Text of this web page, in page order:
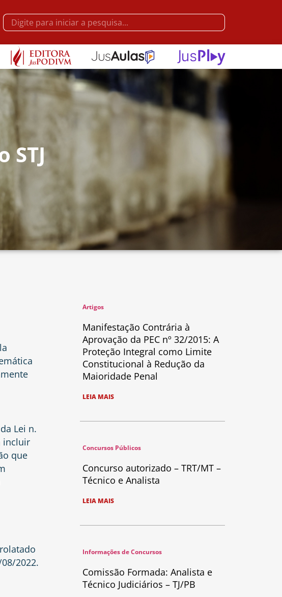
STJ
Lei n.
incluir
que
2022.
Artigos
Manifestação Contrária à
Aprovação da PEC nº 32/2015: A
Proteção Integral como Limite
Constitucional à Redução da
Maioridade Penal
LEIA MAIS
Concursos Públicos
Concurso autorizado – TRT/MT –
Técnico e Analista
LEIA MAIS
Informações de Concursos
Comissão Formada: Analista e
Técnico Judiciários – TJ/PB